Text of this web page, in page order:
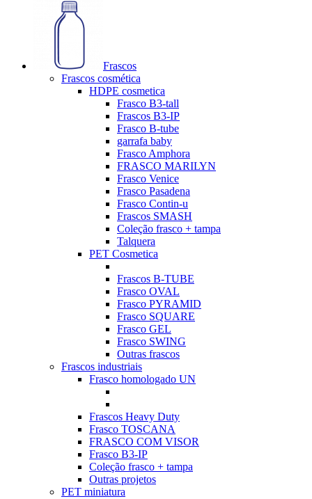
Frascos
Frascos cosmética
HDPE cosmetica
Frasco B3-tall
Frascos B3-IP
Frasco B-tube
garrafa baby
Frasco Amphora
FRASCO MARILYN
Frasco Venice
Frasco Pasadena
Frasco Contin-u
Frascos SMASH
Coleção frasco + tampa
Talquera
PET Cosmetica
Frascos B-TUBE
Frasco OVAL
Frasco PYRAMID
Frasco SQUARE
Frasco GEL
Frasco SWING
Outras frascos
Frascos industriais
Frasco homologado UN
Frascos Heavy Duty
Frasco TOSCANA
FRASCO COM VISOR
Frasco B3-IP
Coleção frasco + tampa
Outras projetos
PET miniatura